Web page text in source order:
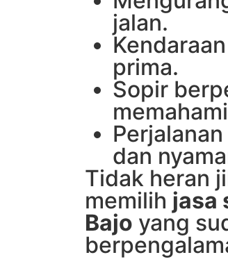
jalan.
prima.
Sopir
dan
Tidak heran
memilih jasa
Bajo yang